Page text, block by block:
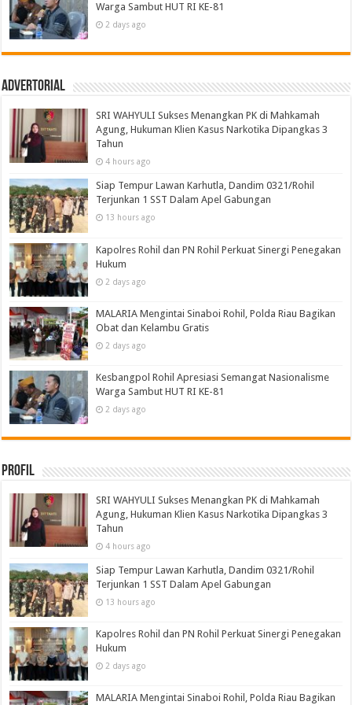
Warga Sambut HUT RI KE-81
2 days ago
Advertorial
SRI WAHYULI Sukses Menangkan PK di Mahkamah
Agung, Hukuman Klien Kasus Narkotika Dipangkas 3
Tahun
4 hours ago
Siap Tempur Lawan Karhutla, Dandim 0321/Rohil
Terjunkan 1 SST Dalam Apel Gabungan
13 hours ago
Kapolres Rohil dan PN Rohil Perkuat Sinergi Penegakan
Hukum
2 days ago
MALARIA Mengintai Sinaboi Rohil, Polda Riau Bagikan
Obat dan Kelambu Gratis
2 days ago
Kesbangpol Rohil Apresiasi Semangat Nasionalisme
Warga Sambut HUT RI KE-81
2 days ago
Profil
SRI WAHYULI Sukses Menangkan PK di Mahkamah
Agung, Hukuman Klien Kasus Narkotika Dipangkas 3
Tahun
4 hours ago
Siap Tempur Lawan Karhutla, Dandim 0321/Rohil
Terjunkan 1 SST Dalam Apel Gabungan
13 hours ago
Kapolres Rohil dan PN Rohil Perkuat Sinergi Penegakan
Hukum
2 days ago
MALARIA Mengintai Sinaboi Rohil, Polda Riau Bagikan